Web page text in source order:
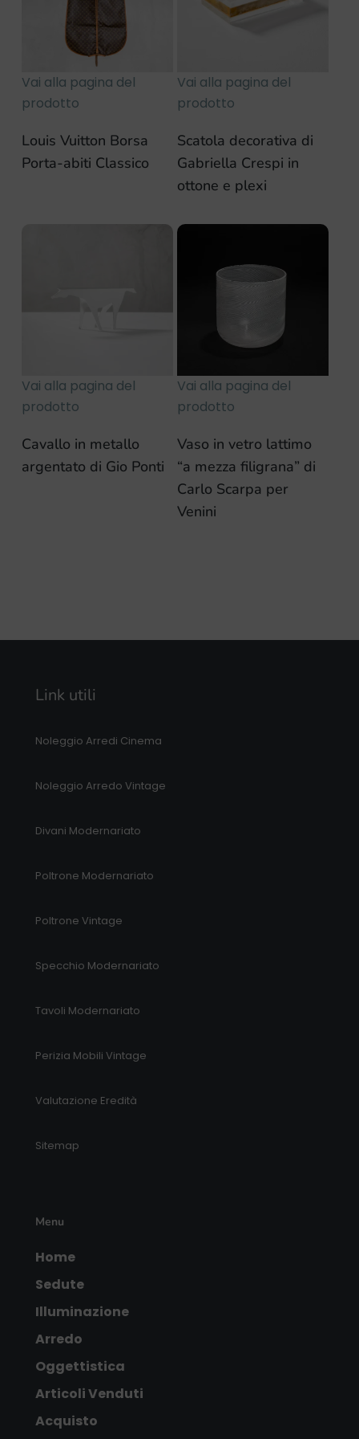
Vai alla pagina del
prodotto
Louis Vuitton Borsa
Porta-abiti Classico
Vai alla pagina del
prodotto
Scatola decorativa di
Gabriella Crespi in
ottone e plexi
Vai alla pagina del
prodotto
Cavallo in metallo
argentato di Gio Ponti
Vai alla pagina del
prodotto
Vaso in vetro lattimo
“a mezza filigrana” di
Carlo Scarpa per
Venini
Link utili
Noleggio Arredi Cinema
Noleggio Arredo Vintage
Divani Modernariato
Poltrone Modernariato
Poltrone Vintage
Specchio Modernariato
Tavoli Modernariato
Perizia Mobili Vintage
Valutazione Eredità
Sitemap
Menu
Home
Sedute
Illuminazione
Arredo
Oggettistica
Articoli Venduti
Acquisto